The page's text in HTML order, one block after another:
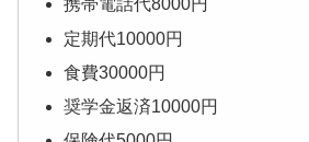
携帯電話代8000円
定期代10000円
食費30000円
奨学金返済10000円